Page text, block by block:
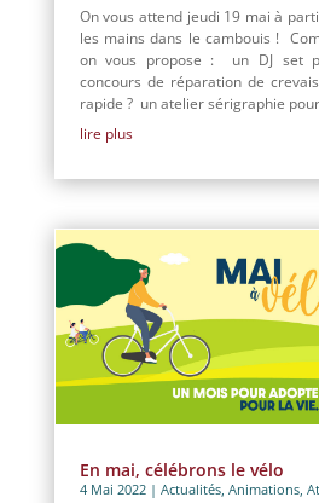
On vous attend jeudi 19 mai à
les mains dans le cambouis !
on vous propose : un DJ set
concours de réparation de
rapide ? un atelier sérigraphie
lire plus
En mai, célébrons le vélo
4 Mai 2022| Actualités, Animations,